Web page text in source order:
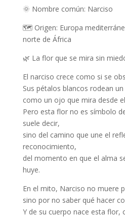
🌞 Nombre común: Narciso
🗺️Origen: Europa
norte de África
🌿 La flor que se mira sin
El narciso crece como si se
Sus pétalos blancos rodean
como un ojo que mira desde
Pero esta flor no es símbolo
suele decir,
sino del camino que une el
reconocimiento,
del momento en que el alma
huye.
En el mito, Narciso no muere
sino por no saber qué hacer
Y de su cuerpo nace esta flor,